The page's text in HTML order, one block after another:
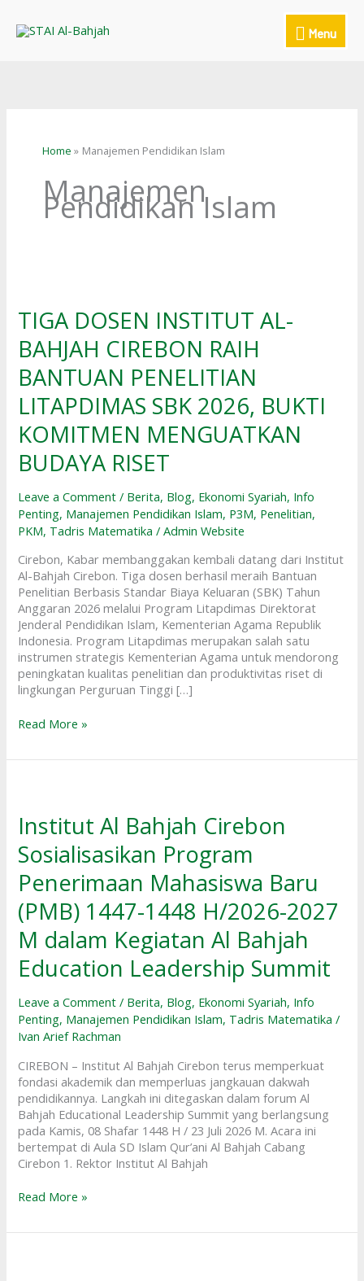
content
Menu
Menu
Home Manajemen Pendidikan Islam
Manajemen
Pendidikan Islam
TIGA DOSEN INSTITUT AL-
BAHJAH CIREBON RAIH
BANTUAN PENELITIAN
LITAPDIMAS SBK 2026, BUKTI
KOMITMEN MENGUATKAN
BUDAYA RISET
Leave a Comment / Berita, Blog, Ekonomi Syariah, Info
Penting, Manajemen Pendidikan Islam, P3M, Penelitian,
PKM, Tadris Matematika /Admin Website
Cirebon, Kabar membanggakan kembali datang dari Institut
Al-Bahjah Cirebon. Tiga dosen berhasil meraih Bantuan
Penelitian Berbasis Standar Biaya Keluaran (SBK) Tahun
Anggaran 2026 melalui Program Litapdimas Direktorat
Jenderal Pendidikan Islam, Kementerian Agama Republik
Indonesia. Program Litapdimas merupakan salah satu
instrumen strategis Kementerian Agama untuk mendorong
peningkatan kualitas penelitian dan produktivitas riset di
lingkungan Perguruan Tinggi […]
INSTITUT
AL-
BAHJAH
CIREBON
RAIH
PENELITIAN
LITAPDIMAS
SBK
2026,
BUKTI
KOMITMEN
MENGUATKAN
BUDAYA
RISET
Read More »
Institut Al Bahjah Cirebon
Sosialisasikan Program
Penerimaan Mahasiswa Baru
(PMB) 1447-1448 H/2026-2027
M dalam Kegiatan Al Bahjah
Education Leadership Summit
Leave a Comment / Berita, Blog, Ekonomi Syariah, Info
Penting, Manajemen Pendidikan Islam, Tadris Matematika /
Ivan Arief Rachman
CIREBON – Institut Al Bahjah Cirebon terus memperkuat
fondasi akademik dan memperluas jangkauan dakwah
pendidikannya. Langkah ini ditegaskan dalam forum Al
Bahjah Educational Leadership Summit yang berlangsung
pada Kamis, 08 Shafar 1448 H / 23 Juli 2026 M. Acara ini
bertempat di Aula SD Islam Qur’ani Al Bahjah Cabang
Cirebon 1. Rektor Institut Al Bahjah
Bahjah
Cirebon
Sosialisasikan
Program
Penerimaan
Baru
(PMB)
1447-
1448
H/2026-
2027
M
dalam
Kegiatan
Al
Bahjah
Education
Leadership
Summit
Read More »